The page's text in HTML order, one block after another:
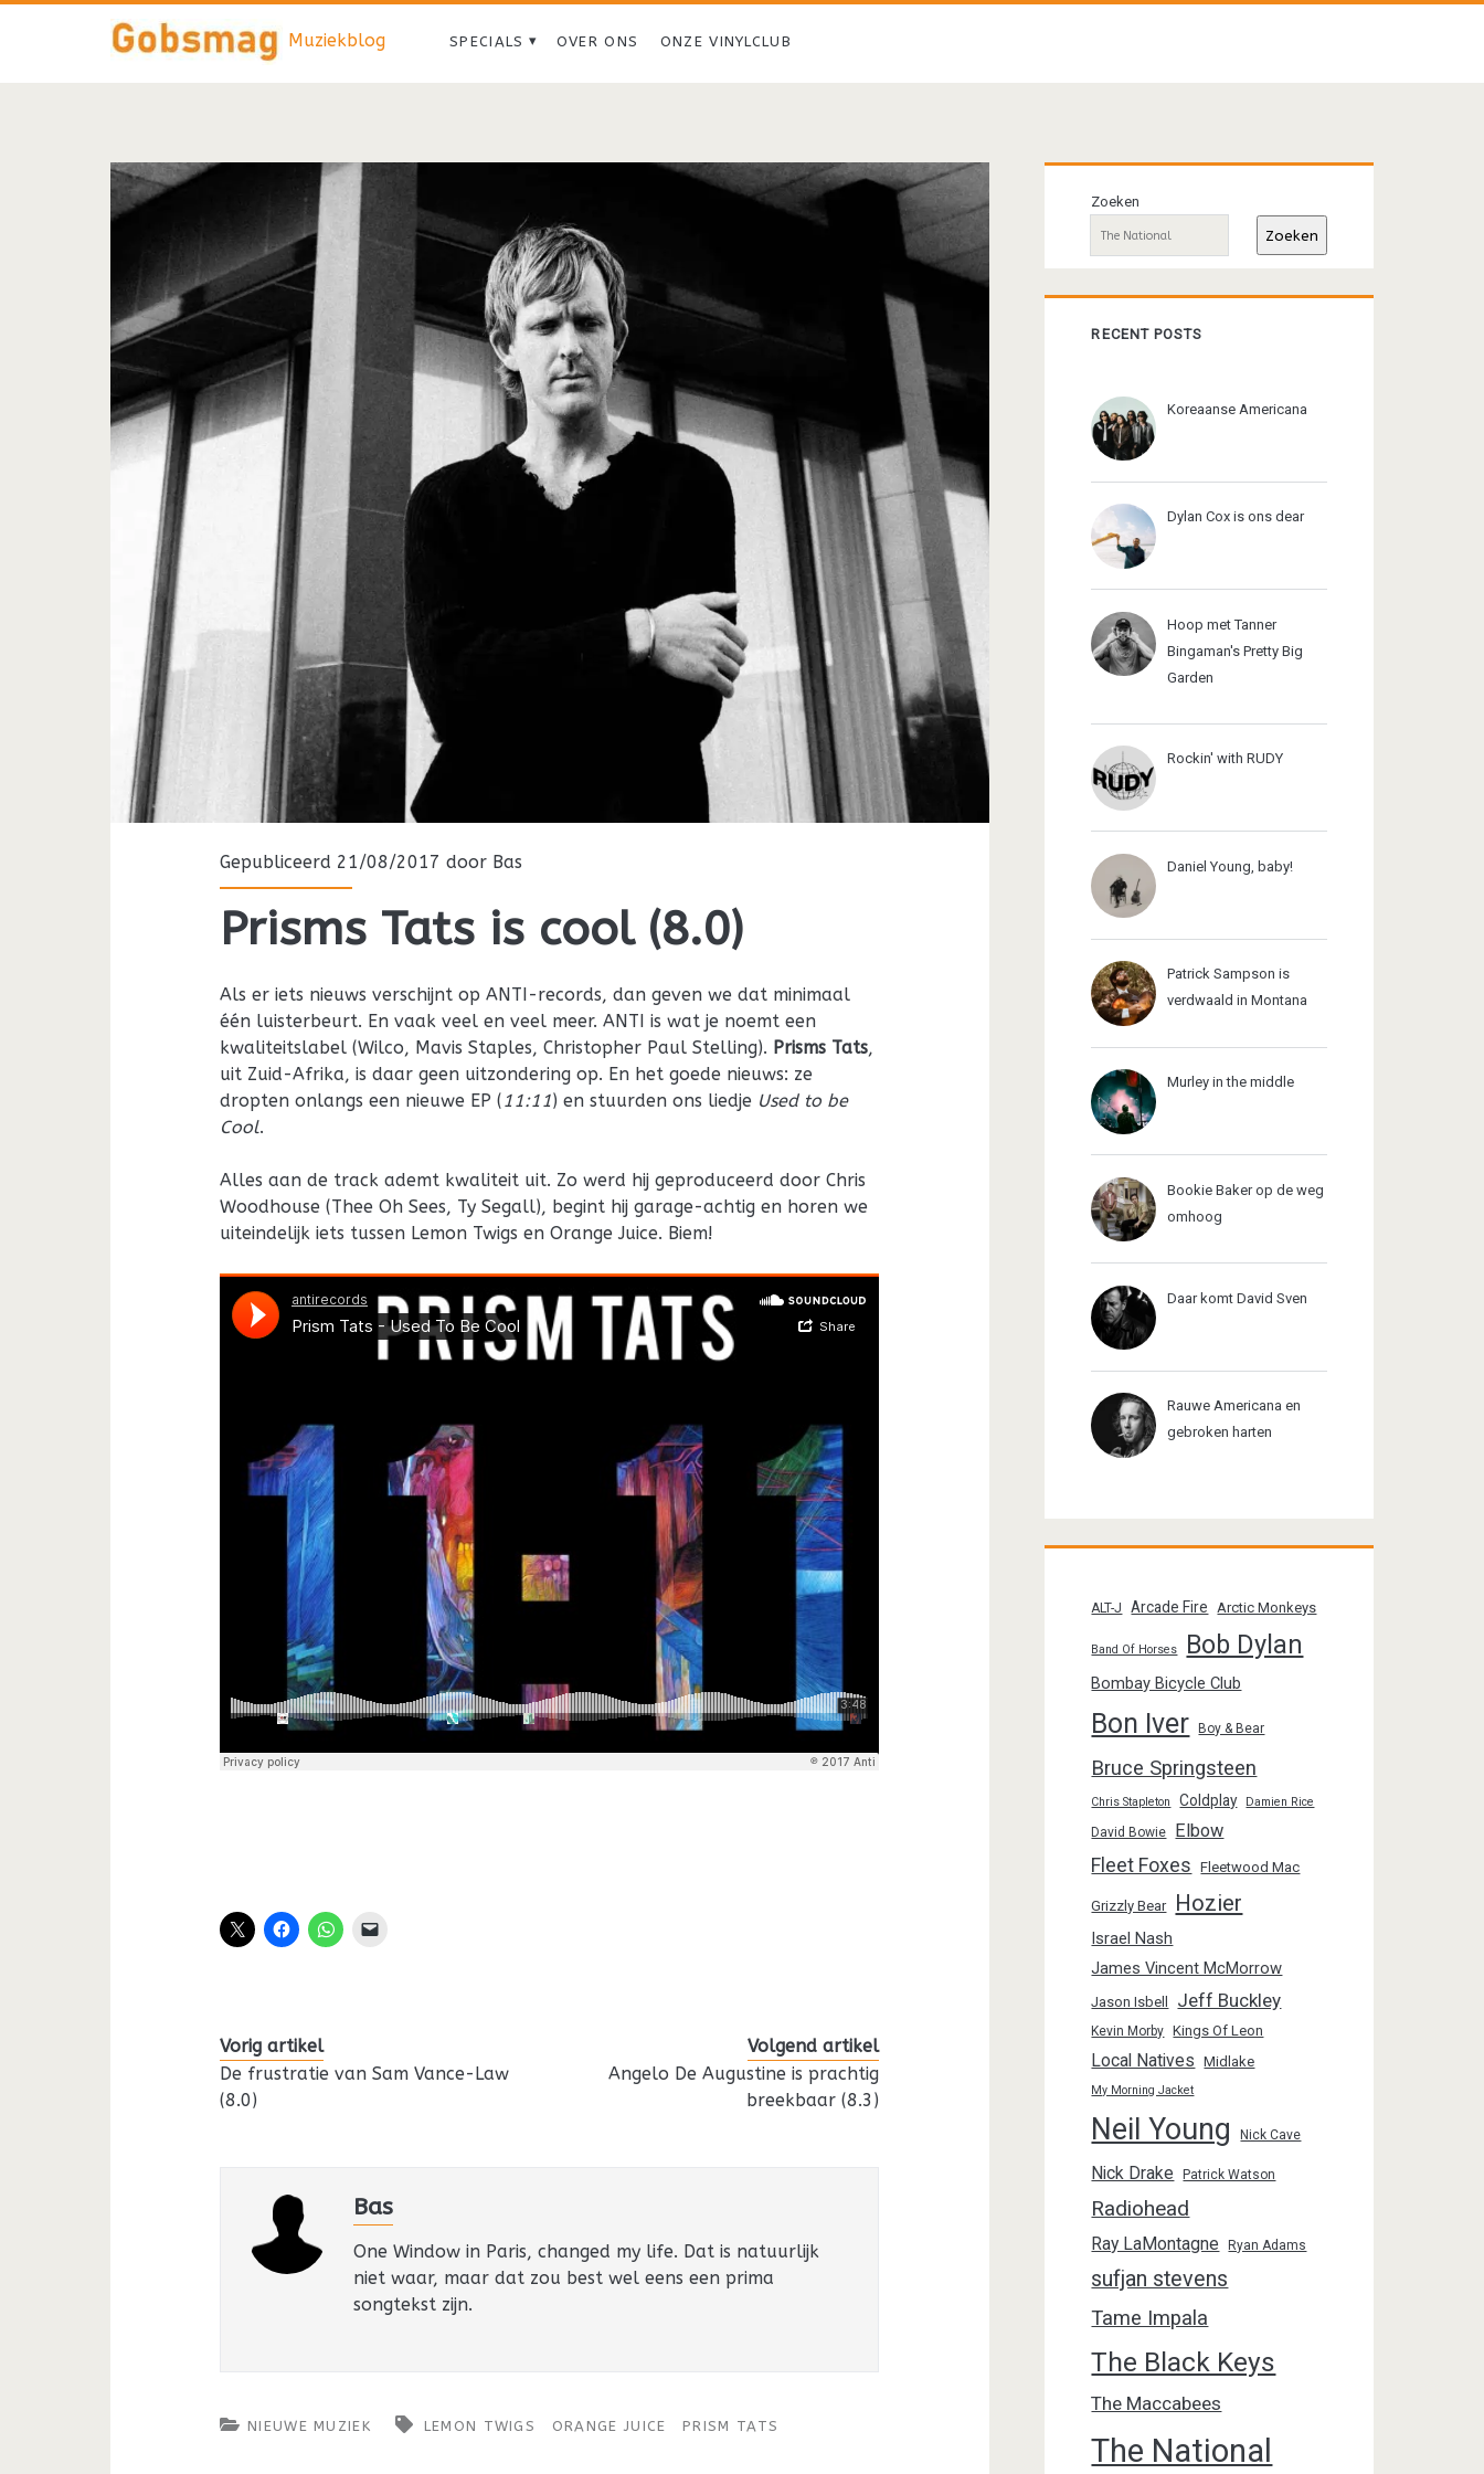
Muziekblog SPECIALS OVER ONS ONZE VINYLCLUB
Gepubliceerd 21/08/2017 door Bas
Prisms Tats is cool (8.0)
Als er iets nieuws verschijnt op ANTI-records, dan geven we dat minimaal
één luisterbeurt. En vaak veel en veel meer. ANTI is wat je noemt een
kwaliteitslabel (Wilco, Mavis Staples, Christopher Paul Stelling). Prisms Tats,
uit Zuid-Afrika, is daar geen uitzondering op. En het goede nieuws: ze
dropten onlangs een nieuwe EP ( 11:11) en stuurden ons liedje Used to be
Cool.
Alles aan de track ademt kwaliteit uit. Zo werd hij geproduceerd door Chris
Woodhouse (Thee Oh Sees, Ty Segall), begint hij garage-achtig en horen we
uiteindelijk iets tussen Lemon Twigs en Orange Juice. Biem!
Vorig artikel
De frustratie van Sam Vance-Law
(8.0)
Volgend artikel
Angelo De Augustine is prachtig
breekbaar (8.3)
Bas
One Window in Paris, changed my life. Dat is natuurlijk
niet waar, maar dat zou best wel eens een prima
songtekst zijn.
NIEUWE MUZIEK LEMON TWIGS ORANGE JUICE PRISM TATS
Primaire
sidebar
Zoeken
Zoeken
RECENT POSTS
Koreaanse Americana
Dylan Cox is ons dear
Hoop met Tanner
Bingaman's Pretty Big
Garden
Rockin' with RUDY
Daniel Young, baby!
Patrick Sampson is
verdwaald in Montana
Murley in the middle
Bookie Baker op de weg
omhoog
Daar komt David Sven
Rauwe Americana en
gebroken harten
ALT-J Arcade Fire Arctic Monkeys
Band Of Horses Bob Dylan
Bombay Bicycle Club
Bon Iver Boy & Bear
Bruce Springsteen
Chris Stapleton Coldplay Damien Rice
David Bowie Elbow
Fleet Foxes Fleetwood Mac
Grizzly Bear Hozier
Israel Nash
James Vincent McMorrow
Jason Isbell Jeff Buckley
Kevin Morby Kings Of Leon
Local Natives Midlake
My Morning Jacket
Neil Young Nick Cave
Nick Drake Patrick Watson
Radiohead
Ray LaMontagne Ryan Adams
sufjan stevens
Tame Impala
The Black Keys
The Maccabees
The National